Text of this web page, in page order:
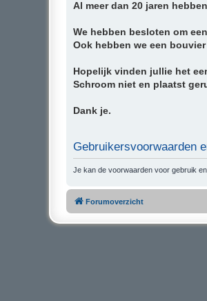
Al meer dan 20 jaren
We hebben besloten om
Ook hebben we een
Hopelijk vinden jullie het
Schroom niet en plaatst
Dank je.
Gebruikersvoorwaarden
Je kan de voorwaarden voor gebruik
Forumoverzicht